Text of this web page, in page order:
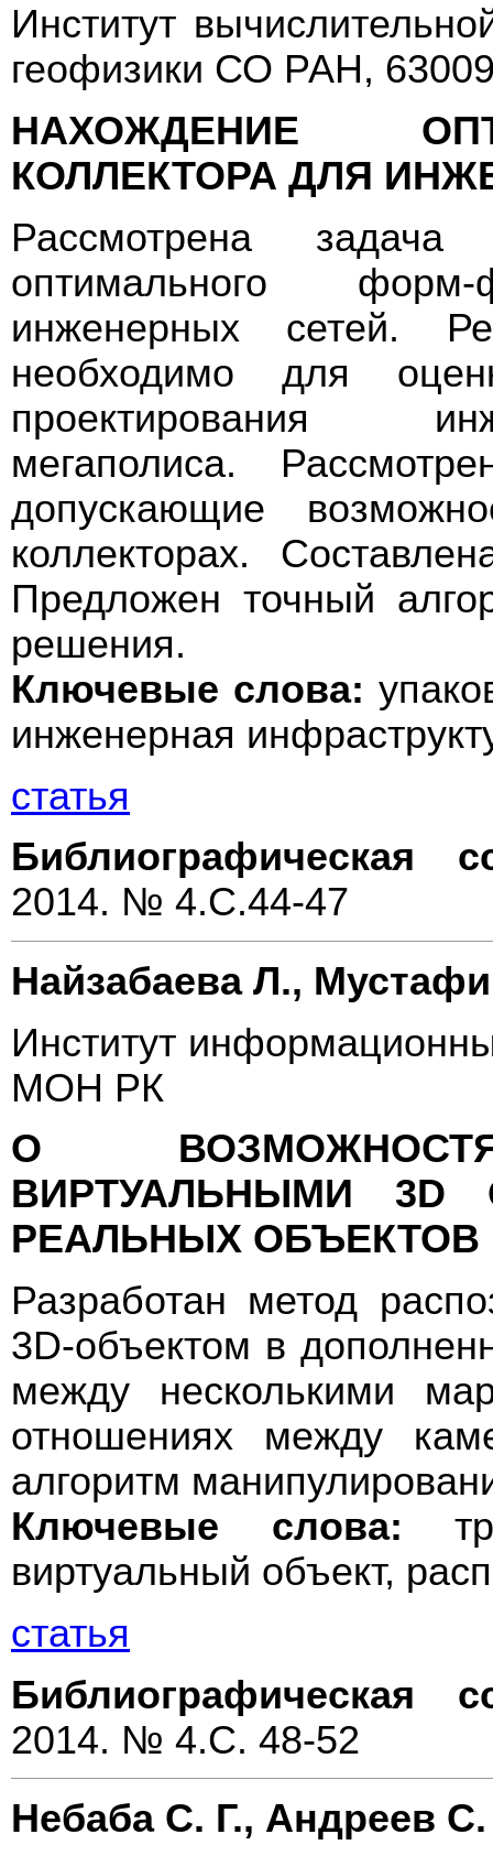
Институт
геофизики СО РАН,
НАХОЖДЕНИЕ
КОЛЛЕКТОРА ДЛЯ
Рассмотрена
оптимального
инженерных сетей.
необходимо для
проектирования
мегаполиса.
допускающие
коллекторах.
Предложен точный
решения.
Ключевые слова:
инженерная
статья
Библиографическая
2014. № 4.С.44-47
Найзабаева Л.,
Институт
МОН РК
О
ВИРТУАЛЬНЫМИ
РЕАЛЬНЫХ ОБЪЕКТОВ
Разработан метод
3D-объектом в
между несколькими
отношениях между
алгоритм
Ключевые слова:
виртуальный объект,
статья
Библиографическая
2014. № 4.С. 48-52
Небаба С. Г., Андреев